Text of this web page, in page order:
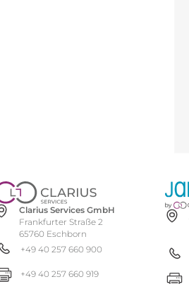
Clarius Services GmbH
Frankfurter Straße 2
65760 Eschborn
+49 40 257 660 900
+49 40 257 660 919